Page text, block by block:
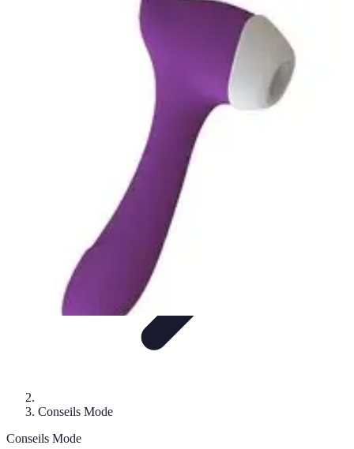
Mode Sportive Mode Professionnelle
Conseils Mode
Conseils Mode